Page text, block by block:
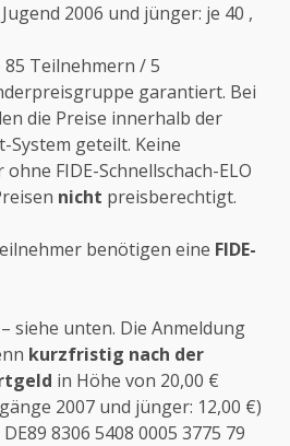
2006 und jünger: je 40 ,
Teilnehmern / 5
garantiert. Bei
die Preise innerhalb der
System geteilt. Keine
FIDE-Schnellschach-ELO
nicht preisberechtigt.
benötigen eine FIDE-
siehe unten. Die Anmeldung
kurzfristig nach der
in Höhe von 20,00 €
2007 und jünger: 12,00 €)
8306 5408 0005 3775 79